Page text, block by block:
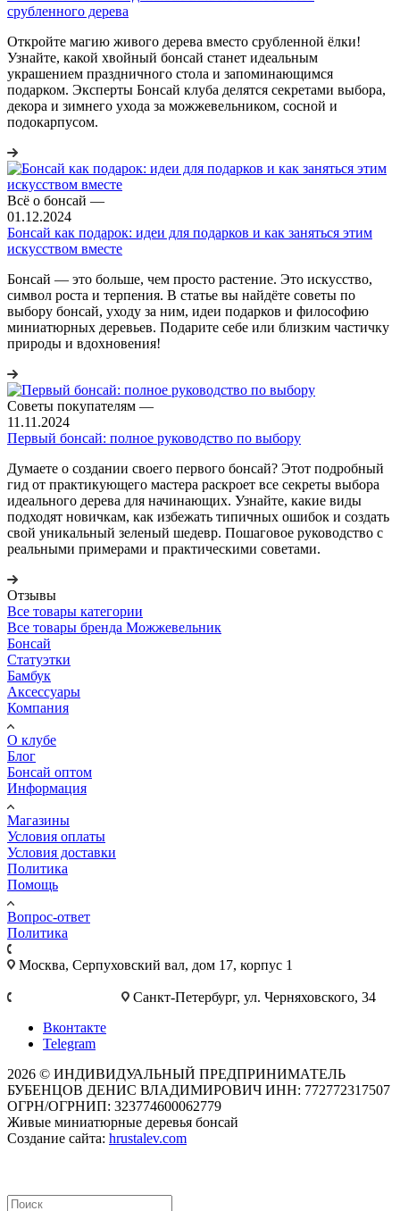
срубленного дерева
Откройте магию живого дерева вместо срубленной ёлки!
Узнайте, какой хвойный бонсай станет идеальным
украшением праздничного стола и запоминающимся
подарком. Эксперты Бонсай клуба делятся секретами выбора,
декора и зимнего ухода за можжевельником, сосной и
подокарпусом.
Всё о бонсай —
01.12.2024
Бонсай как подарок: идеи для подарков и как заняться этим
искусством вместе
Бонсай — это больше, чем просто растение. Это искусство,
символ роста и терпения. В статье вы найдёте советы по
выбору бонсай, уходу за ним, идеи подарков и философию
миниатюрных деревьев. Подарите себе или близким частичку
природы и вдохновения!
Советы покупателям —
11.11.2024
Первый бонсай: полное руководство по выбору
Думаете о создании своего первого бонсай? Этот подробный
гид от практикующего мастера раскроет все секреты выбора
идеального дерева для начинающих. Узнайте, какие виды
подходят новичкам, как избежать типичных ошибок и создать
свой уникальный зеленый шедевр. Пошаговое руководство с
реальными примерами и практическими советами.
Отзывы
Все товары категории
Все товары бренда Можжевельник
Бонсай
Статуэтки
Бамбук
Аксессуары
Компания
О клубе
Блог
Бонсай оптом
Информация
Магазины
Условия оплаты
Условия доставки
Политика
Помощь
Вопрос-ответ
Политика
Москва, Cерпуховский вал, дом 17, корпус 1
Санкт-Петербург, ул. Черняховского, 34
Вконтакте
Telegram
2026 © ИНДИВИДУАЛЬНЫЙ ПРЕДПРИНИМАТЕЛЬ
БУБЕНЦОВ ДЕНИС ВЛАДИМИРОВИЧ ИНН: 772772317507
ОГРН/ОГРНИП: 323774600062779
Живые миниатюрные деревья бонсай
Создание сайта: hrustalev.com